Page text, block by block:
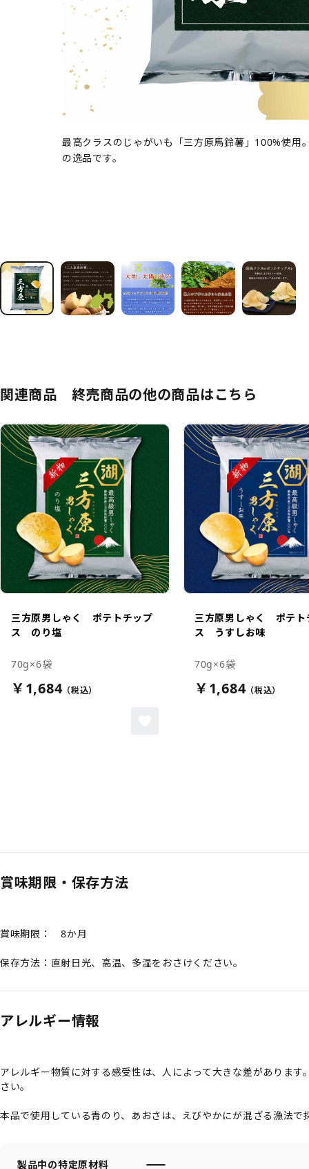
最高クラスのじゃがいも「三方原馬鈴薯」100%使用
の逸品です。
関連商品 終売商品の他の商品はこちら
三方原男しゃく ポテトチップ
ス のり塩
70g×6袋
￥1,684
三方原男しゃく ポテト
ス うすしお味
70g×6袋
￥1,684
賞味期限・保存方法
賞味期限： 8か月
保存方法：直射日光、高温、多湿をおさけください。
アレルギー情報
アレルギー物質に対する感受性は、人によって大きな差がありま
さい。
本品で使用している青のり、あおさは、えびやかにが混ざる漁法で
製品中の特定原材料